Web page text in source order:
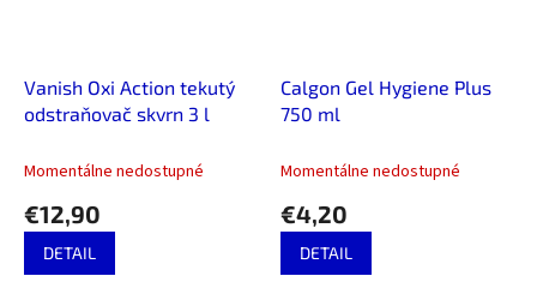
Vanish Oxi Action tekutý
odstraňovač skvrn 3 l
Momentálne nedostupné
€12,90
DETAIL
Calgon Gel Hygiene Plus
750 ml
Momentálne nedostupné
€4,20
DETAIL